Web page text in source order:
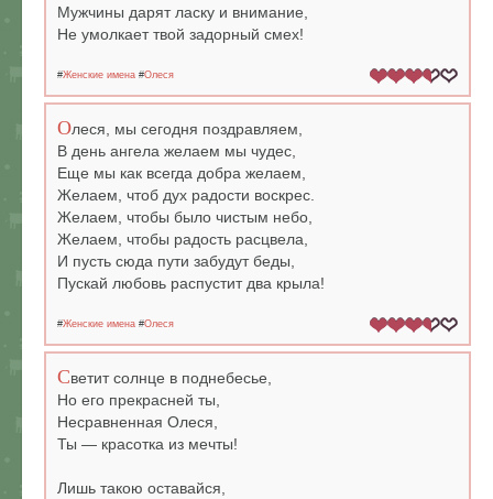
Мужчины дарят ласку и внимание,
Не умолкает твой задорный смех!
#Женские имена #Олеся
Олеся, мы сегодня поздравляем,
В день ангела желаем мы чудес,
Еще мы как всегда добра желаем,
Желаем, чтоб дух радости воскрес.
Желаем, чтобы было чистым небо,
Желаем, чтобы радость расцвела,
И пусть сюда пути забудут беды,
Пускай любовь распустит два крыла!
#Женские имена #Олеся
Светит солнце в поднебесье,
Но его прекрасней ты,
Несравненная Олеся,
Ты — красотка из мечты!
Лишь такою оставайся,